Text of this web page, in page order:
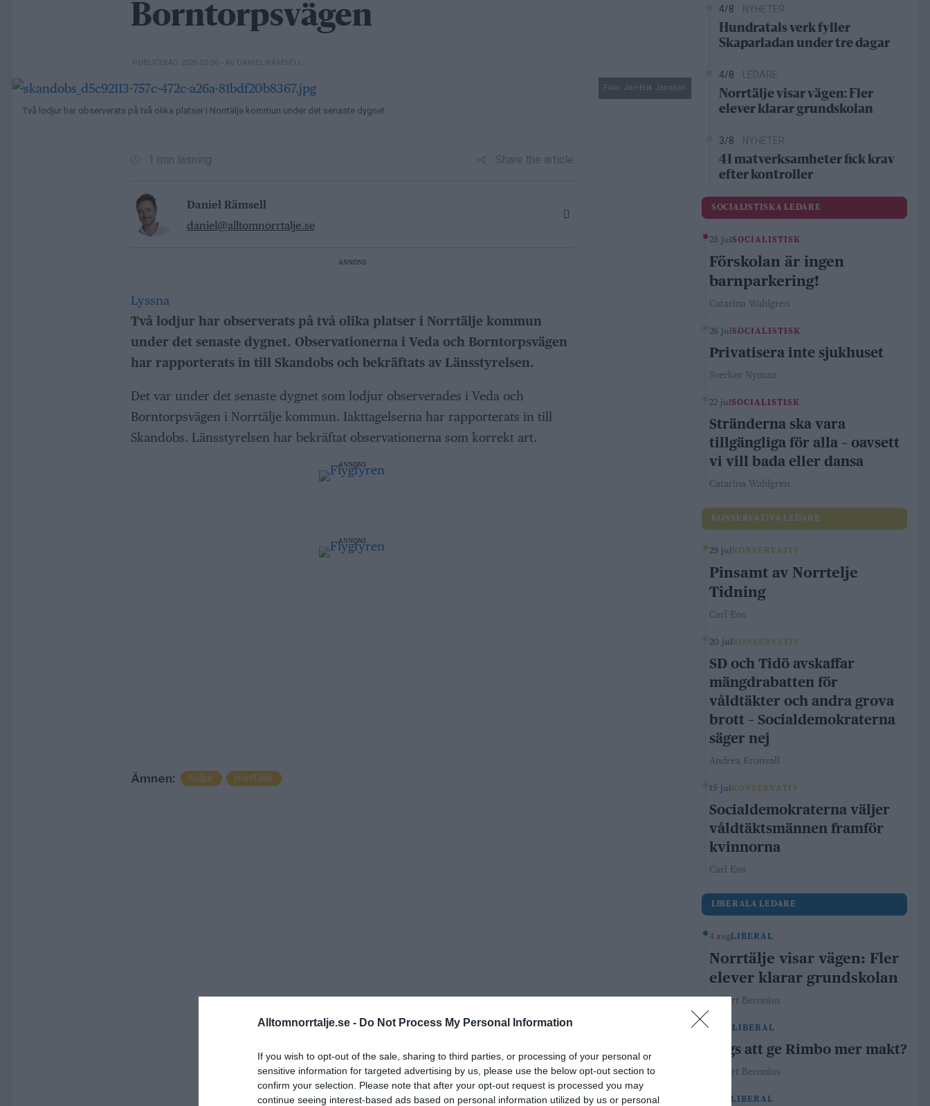
Alltomnorrtalje.se - Do Not Process My Personal Information
If you wish to opt-out of the sale, sharing to third parties, or processing of your personal or
sensitive information for targeted advertising by us, please use the below opt-out section to
confirm your selection. Please note that after your opt-out request is processed you may
continue seeing interest-based ads based on personal information utilized by us or personal
Borntorpsvägen
PUBLICERAD 2026-02-26 – AV DANIEL RÄMSELL
Foto: Jan-Erik Jansson
Två lodjur har observerats på två olika platser i Norrtälje kommun under det senaste dygnet.
1 min läsning Share the article
Daniel Rämsell
daniel@alltomnorrtalje.se
ANNONS
Lyssna
Två lodjur har observerats på två olika platser i Norrtälje kommun
under det senaste dygnet. Observationerna i Veda och Borntorpsvägen
har rapporterats in till Skandobs och bekräftats av Länsstyrelsen.
Det var under det senaste dygnet som lodjur observerades i Veda och
Borntorpsvägen i Norrtälje kommun. Iakttagelserna har rapporterats in till
Skandobs. Länsstyrelsen har bekräftat observationerna som korrekt art.
ANNONS
ANNONS
Ämnen: lodjur norrtälje
4/8 NYHETER
Hundratals verk fyller
Skaparladan under tre dagar
4/8 LEDARE
Norrtälje visar vägen: Fler
elever klarar grundskolan
3/8 NYHETER
41 matverksamheter fick krav
efter kontroller
SOCIALISTISKA LEDARE
28 julSOCIALISTISK
Förskolan är ingen
barnparkering!
Catarina Wahlgren
26 julSOCIALISTISK
Privatisera inte sjukhuset
Sverker Nyman
22 julSOCIALISTISK
Stränderna ska vara
tillgängliga för alla – oavsett
vi vill bada eller dansa
Catarina Wahlgren
KONSERVATIVA LEDARE
29 jul KONSERVATIV
Pinsamt av Norrtelje
Tidning
Carl Eos
20 jul KONSERVATIV
SD och Tidö avskaffar
mängdrabatten för
våldtäkter och andra grova
brott – Socialdemokraterna
säger nej
Andrea Kronvall
15 jul KONSERVATIV
Socialdemokraterna väljer
våldtäktsmännen framför
kvinnorna
Carl Eos
LIBERALA LEDARE
4 augLIBERAL
Norrtälje visar vägen: Fler
elever klarar grundskolan
Robert Beronius
29 julLIBERAL
Dags att ge Rimbo mer makt?
Robert Beronius
LIBERAL